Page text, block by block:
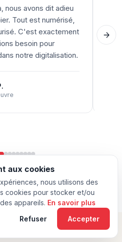
nous avons dit adieu
Tout est numérisé,
C'est exactement
besoin pour
notre digitalisation.
témoignages →
aux cookies
nous utilisons des
cookies pour stocker et/ou
appareils. En savoir plus
Refuser
Accepter